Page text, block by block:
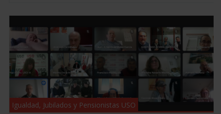
Igualdad, Jubilados y Pensionistas USO